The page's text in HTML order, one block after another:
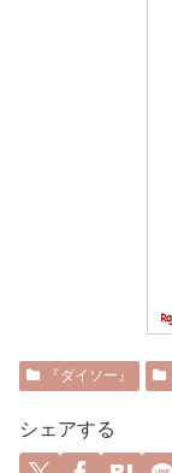
『ダイソー』
シェアする